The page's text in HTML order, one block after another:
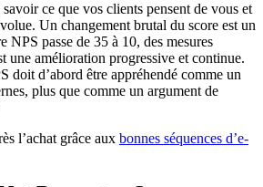
ce que vos clients pensent de vous et
Un changement brutal du score est un
NPS passe de 35 à 10, des mesures
une amélioration progressive et continue.
doit d’abord être appréhendé comme un
plus que comme un argument de
l’achat grâce aux bonnes séquences d’e-